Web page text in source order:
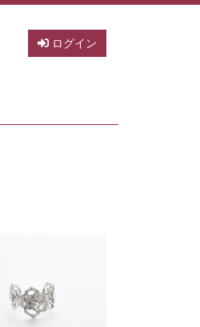
ログイン